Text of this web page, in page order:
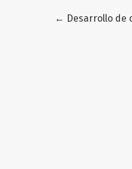
← Volver a los
Desarrollo de